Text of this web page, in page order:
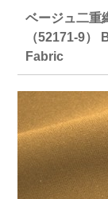
ベージュ二重
（52171-9
Fabric